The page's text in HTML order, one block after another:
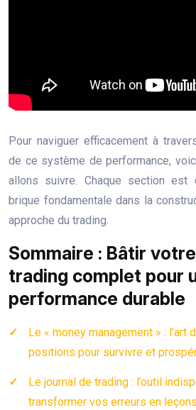
Pour naviguer efficacement à
de ce système de performance,
allons suivre. Chaque section est
brique fondamentale dans la
approche du trading.
Sommaire : Bâtir
trading complet pour
performance durable
Le « money management » : l’art
positions pour survivre et
Le journal de trading : l’outil
transformer vos erreurs en leçons